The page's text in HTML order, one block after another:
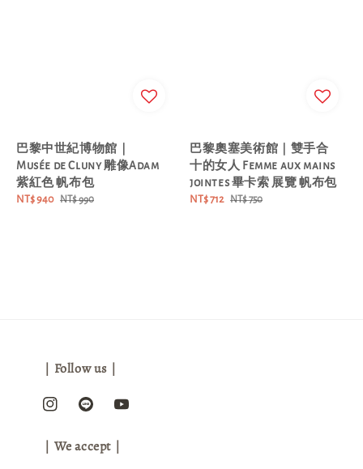
巴黎中世紀博物館｜
Musée de Cluny 雕像Adam
紫紅色 帆布包
Sale
NT$ 940 Regular
NT$ 990
巴黎奧塞美術館｜雙手合
十的女人 Femme aux mains
jointes 畢卡索 展覽 帆布包
Sale
NT$ 712 Regular
NT$ 750
｜Follow us｜
｜We accept｜